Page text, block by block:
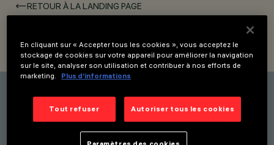
RETOUR À LA LANDING PAGE
INFRASTRUCTURE
Restez informé(e) de nos
dernières innovations.
En cliquant sur « Accepter tous les cookies », vous acceptez le
stockage de cookies sur votre appareil pour améliorer la navigation
sur le site, analyser son utilisation et contribuer à nos efforts de
marketing.
Plus d’informations
Tout refuser Autoriser tous les cookies